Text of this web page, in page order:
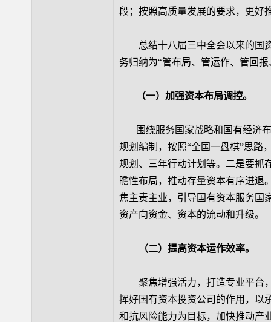
段；按照高质量发展的要求，更好
总结十八届三中全会以来的国资
务归纳为“管布局、管运作、管回
（一）加强资本布局调控。
围绕服务国家战略和国有经济布
规划编制，按照“全国一盘棋”思路
规划、三年行动计划等。二是要抓
瞻性布局，推动存量资本有序进退
焦主责主业，引导国有资本服务国
资产向资金、资本的流动和升级。
（二）提高资本运作效率。
聚焦增强活力，打造专业平台，
挥好国有资本投资公司的作用，以
和抗风险能力为目标，加快推动产